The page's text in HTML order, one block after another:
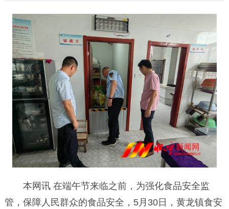
本网讯 在端午节来临之前，为强化食品安全监
管，保障人民群众的食品安全，5月30日，黄龙镇食安